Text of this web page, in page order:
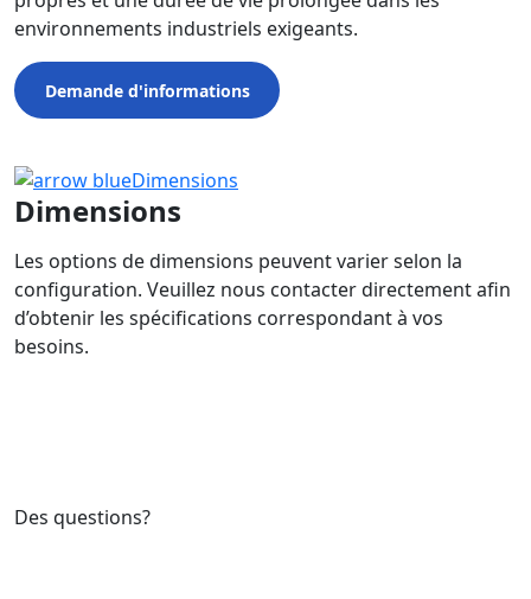
environnements industriels exigeants.
Demande d'informations
Dimensions
Dimensions
Les options de dimensions peuvent varier selon la
configuration. Veuillez nous contacter directement afin
d’obtenir les spécifications correspondant à vos
besoins.
Des questions?